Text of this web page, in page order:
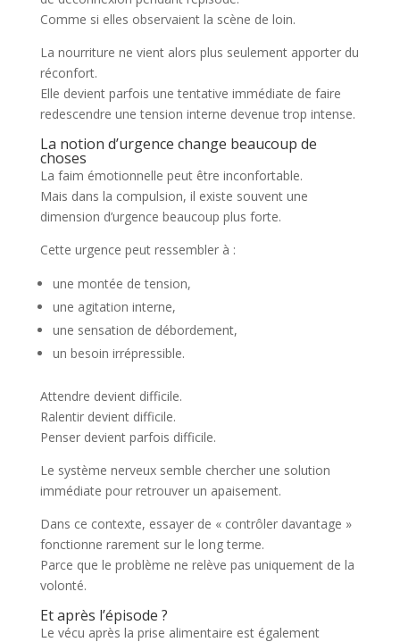
Comme si elles observaient la scène de loin.
La nourriture ne vient alors plus seulement apporter du
réconfort.
Elle devient parfois une tentative immédiate de faire
redescendre une tension interne devenue trop intense.
La notion d’urgence change beaucoup de
choses
La faim émotionnelle peut être inconfortable.
Mais dans la compulsion, il existe souvent une
dimension d’urgence beaucoup plus forte.
Cette urgence peut ressembler à :
une montée de tension,
une agitation interne,
une sensation de débordement,
un besoin irrépressible.
Attendre devient difficile.
Ralentir devient difficile.
Penser devient parfois difficile.
Le système nerveux semble chercher une solution
immédiate pour retrouver un apaisement.
Dans ce contexte, essayer de « contrôler davantage »
fonctionne rarement sur le long terme.
Parce que le problème ne relève pas uniquement de la
volonté.
Et après l’épisode ?
Le vécu après la prise alimentaire est également